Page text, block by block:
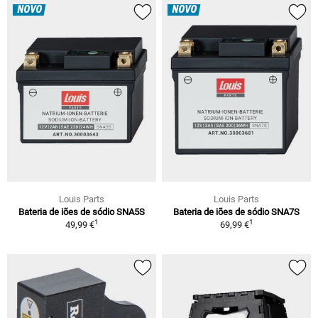
NOVO
Louis Parts
Bateria de iões de sódio SNA5S
49,99 €1
NOVO
Louis Parts
Bateria de iões de sódio SNA7S
69,99 €1